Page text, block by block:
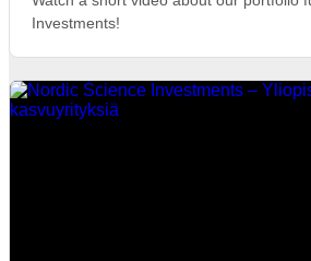
Investments!